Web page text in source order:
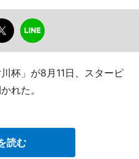
杯」が8月11日、スターピ
れた。
読む